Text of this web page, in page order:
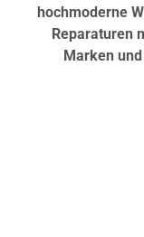
hochmoderne
Reparaturen
Marken